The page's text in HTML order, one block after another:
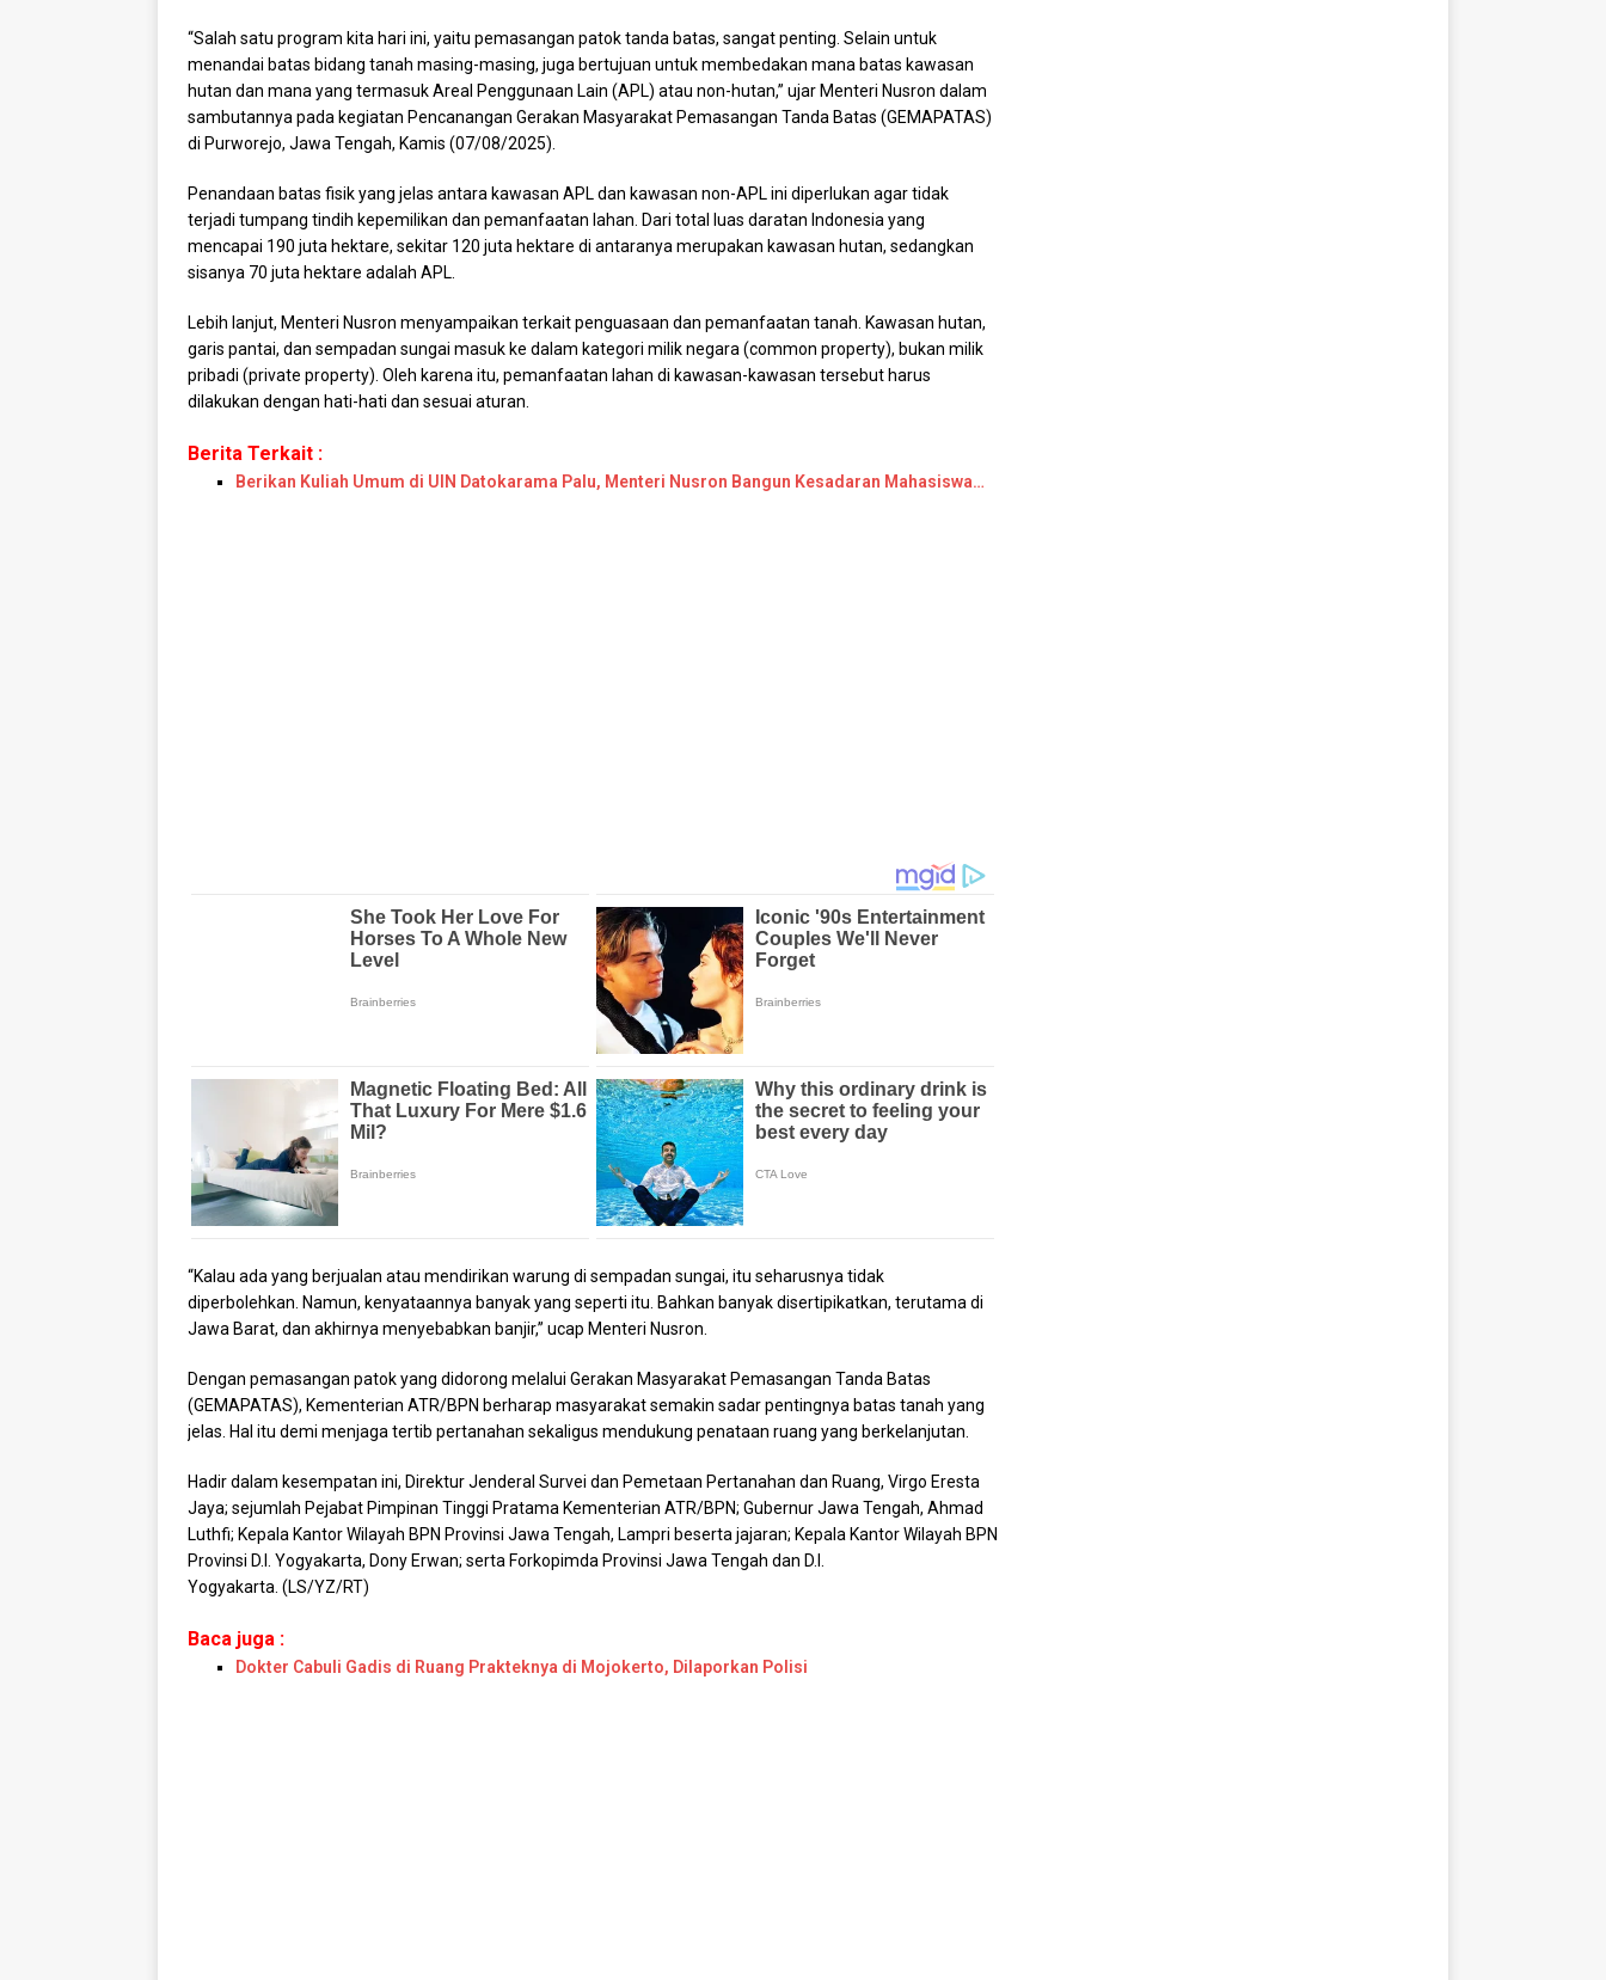
“Salah satu program kita hari ini, yaitu pemasangan patok tanda batas, sangat penting. Selain untuk
menandai batas bidang tanah masing-masing, juga bertujuan untuk membedakan mana batas kawasan
hutan dan mana yang termasuk Areal Penggunaan Lain (APL) atau non-hutan,” ujar Menteri Nusron dalam
sambutannya pada kegiatan Pencanangan Gerakan Masyarakat Pemasangan Tanda Batas (GEMAPATAS)
di Purworejo, Jawa Tengah, Kamis (07/08/2025).
Penandaan batas fisik yang jelas antara kawasan APL dan kawasan non-APL ini diperlukan agar tidak
terjadi tumpang tindih kepemilikan dan pemanfaatan lahan. Dari total luas daratan Indonesia yang
mencapai 190 juta hektare, sekitar 120 juta hektare di antaranya merupakan kawasan hutan, sedangkan
sisanya 70 juta hektare adalah APL.
Lebih lanjut, Menteri Nusron menyampaikan terkait penguasaan dan pemanfaatan tanah. Kawasan hutan,
garis pantai, dan sempadan sungai masuk ke dalam kategori milik negara (common property), bukan milik
pribadi (private property). Oleh karena itu, pemanfaatan lahan di kawasan-kawasan tersebut harus
dilakukan dengan hati-hati dan sesuai aturan.
Berita Terkait :
Berikan Kuliah Umum di UIN Datokarama Palu, Menteri Nusron Bangun Kesadaran Mahasiswa…
“Kalau ada yang berjualan atau mendirikan warung di sempadan sungai, itu seharusnya tidak
diperbolehkan. Namun, kenyataannya banyak yang seperti itu. Bahkan banyak disertipikatkan, terutama di
Jawa Barat, dan akhirnya menyebabkan banjir,” ucap Menteri Nusron.
Dengan pemasangan patok yang didorong melalui Gerakan Masyarakat Pemasangan Tanda Batas
(GEMAPATAS), Kementerian ATR/BPN berharap masyarakat semakin sadar pentingnya batas tanah yang
jelas. Hal itu demi menjaga tertib pertanahan sekaligus mendukung penataan ruang yang berkelanjutan.
Hadir dalam kesempatan ini, Direktur Jenderal Survei dan Pemetaan Pertanahan dan Ruang, Virgo Eresta
Jaya; sejumlah Pejabat Pimpinan Tinggi Pratama Kementerian ATR/BPN; Gubernur Jawa Tengah, Ahmad
Luthfi; Kepala Kantor Wilayah BPN Provinsi Jawa Tengah, Lampri beserta jajaran; Kepala Kantor Wilayah BPN
Provinsi D.I. Yogyakarta, Dony Erwan; serta Forkopimda Provinsi Jawa Tengah dan D.I.
Yogyakarta. (LS/YZ/RT)
Baca juga :
Dokter Cabuli Gadis di Ruang Prakteknya di Mojokerto, Dilaporkan Polisi